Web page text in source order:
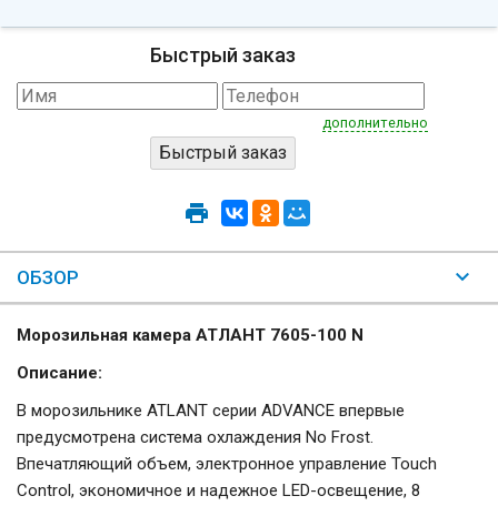
Быстрый заказ
дополнительно
ОБЗОР
Морозильная камера АТЛАНТ 7605-100 N
Описание:
В морозильнике ATLANT серии ADVANCE впервые
предусмотрена система охлаждения No Frost.
Впечатляющий объем, электронное управление Touch
Control, экономичное и надежное LED-освещение, 8